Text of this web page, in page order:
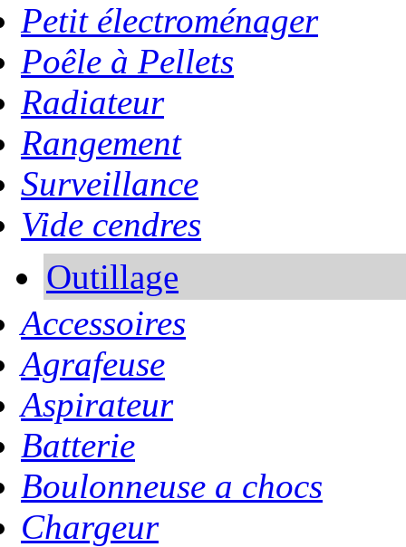
Petit électroménager
Poêle à Pellets
Radiateur
Rangement
Surveillance
Vide cendres
Outillage
Accessoires
Agrafeuse
Aspirateur
Batterie
Boulonneuse a chocs
Chargeur